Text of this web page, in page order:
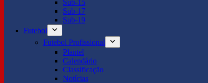
Sub-15
Sub-17
Sub-19
Futebol
Futebol Profissional
Plantel
Calendário
Classificação
Notícias